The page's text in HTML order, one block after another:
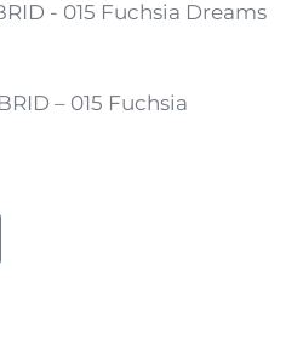
– 015 Fuchsia